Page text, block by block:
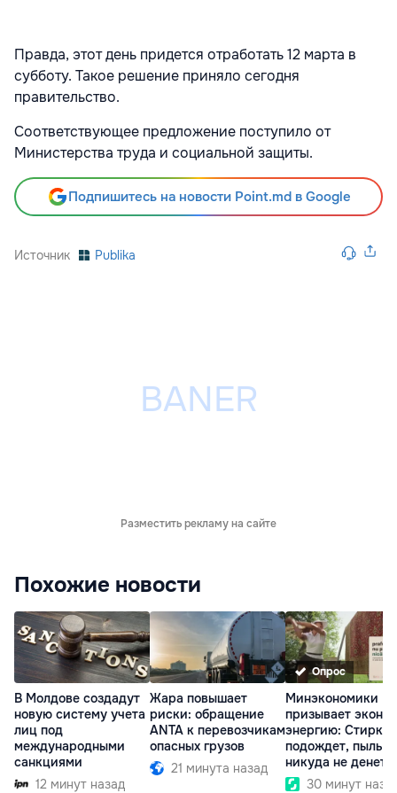
Правда, этот день придется отработать 12 марта в
субботу. Такое решение приняло сегодня
правительство.
Соответствующее предложение поступило от
Министерства труда и социальной защиты.
Подпишитесь на новости Point.md в Google
Источник Publika
Разместить рекламу на сайте
Похожие новости
В Молдове создадут
новую систему учета
лиц под
международными
санкциями
12 минут назад
Жара повышает
риски: обращение
ANTA к перевозчикам
опасных грузов
21 минута назад
Опрос
Минэкономики
призывает
энергию: Стирка
подождет, пыль
никуда не
30 минут